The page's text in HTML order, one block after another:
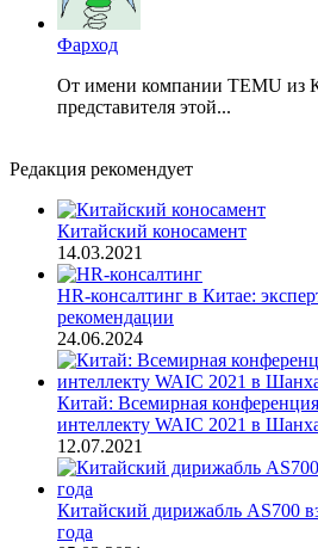
Фарход
От имени компании TEMU из
представителя этой...
Редакция рекомендует
Китайский коносамент
14.03.2021
HR-консалтинг в Китае:
рекомендации
24.06.2024
Китай: Всемирная
интеллекту WAIC 2021 в
12.07.2021
Китайский дирижабль AS700
года